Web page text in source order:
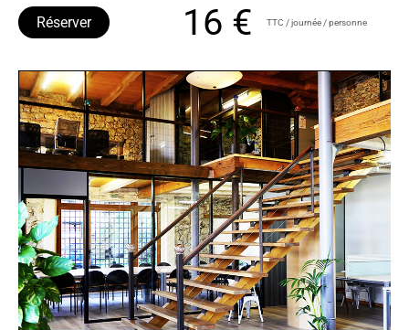
16 € TTC / journée / personne
Réserver